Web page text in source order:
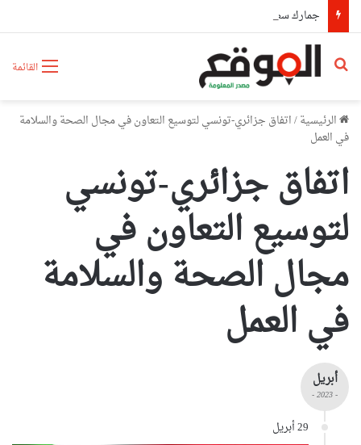
القائمة بحث عن
الرئيسية/اتفاق جزائري-تونسي لتوسيع التعاون في مجال الصحة والسلامة
في العمل
اتفاق جزائري-تونسي
لتوسيع التعاون في
مجال الصحة والسلامة
في العمل
أبريل
- 2023 -
29 أبريل